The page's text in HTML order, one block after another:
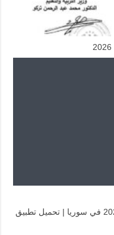
تطبيق نتائج البكالوريا والتاسع الرسمي 2026 في سوريا | تحميل تطبيق